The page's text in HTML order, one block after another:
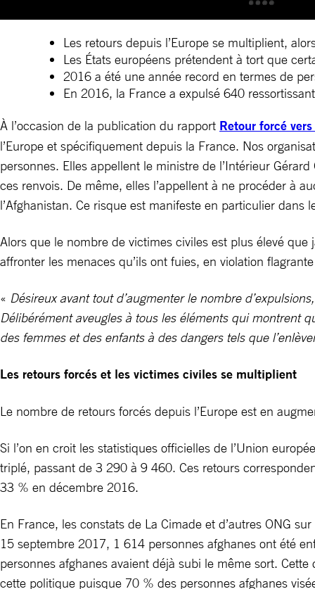
Les retours depuis l’Europe se multiplient,
Les États européens prétendent à tort que
2016 a été une année record en termes de
En 2016, la France a expulsé 640
À l’occasion de la publication du rapport Retour forcé
l’Europe et spécifiquement depuis la France. Nos
personnes. Elles appellent le ministre de l’Intérieur
ces renvois. De même, elles l’appellent à ne procéder à
l’Afghanistan. Ce risque est manifeste en particulier dans
Alors que le nombre de victimes civiles est plus élevé
affronter les menaces qu’ils ont fuies, en violation
« Désireux avant tout d’augmenter le nombre
Délibérément aveugles à tous les éléments qui montrent
des femmes et des enfants à des dangers tels que
Les retours forcés et les victimes civiles se multiplient
Le nombre de retours forcés depuis l’Europe est en
Si l’on en croit les statistiques officielles de l’Union
triplé, passant de 3 290 à 9 460. Ces retours
33 % en décembre 2016.
En France, les constats de La Cimade et d’autres ONG
15 septembre 2017, 1 614 personnes afghanes ont été
personnes afghanes avaient déjà subi le même sort.
cette politique puisque 70 % des personnes afghanes